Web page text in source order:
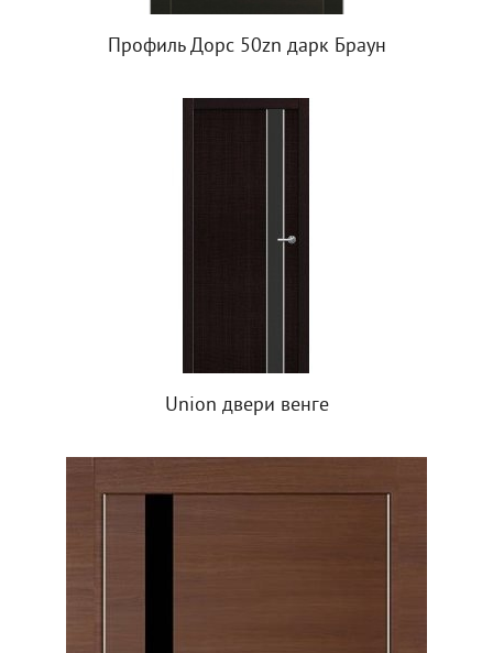
Профиль Дорс 50zn дарк Браун
Union двери венге